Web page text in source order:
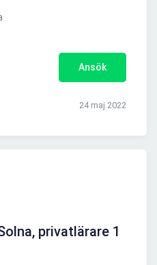
Ansök
24 maj 2022
privatlärare 1